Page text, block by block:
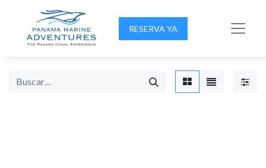
RESERVA YA